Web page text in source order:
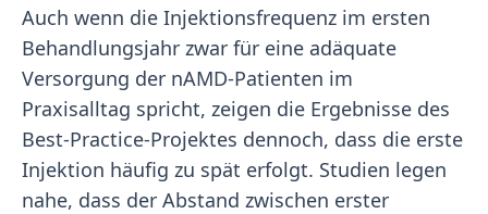
Auch wenn die Injektionsfrequenz im ersten
Behandlungsjahr zwar für eine adäquate
Versorgung der nAMD-Patienten im
Praxisalltag spricht, zeigen die Ergebnisse des
Best-Practice-Projektes dennoch, dass die erste
Injektion häufig zu spät erfolgt. Studien legen
nahe, dass der Abstand zwischen erster